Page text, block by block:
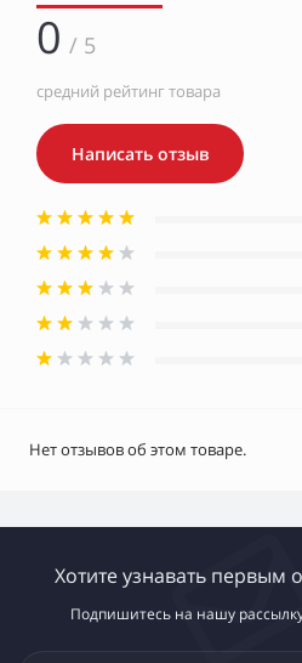
0 / 5
средний рейтинг товара
Написать отзыв
Нет отзывов об этом товаре.
Хотите узнавать первым
Подпишитесь на нашу